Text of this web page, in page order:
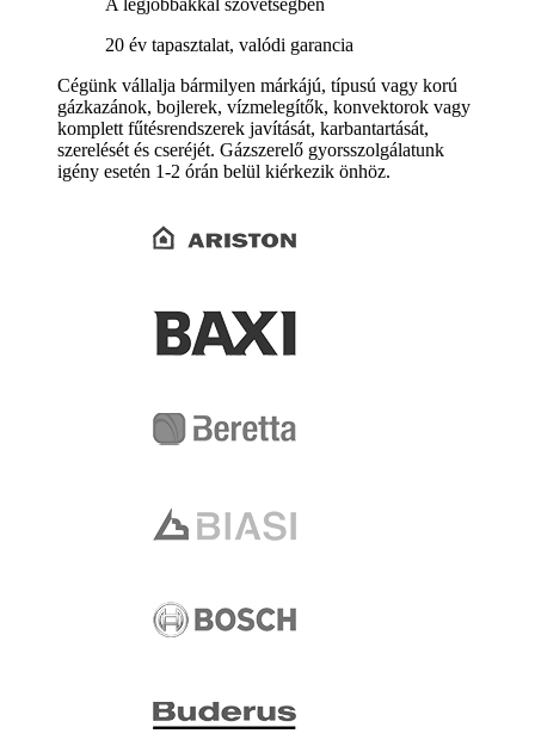
A legjobbakkal szövetségben
20 év tapasztalat, valódi garancia
Cégünk vállalja bármilyen márkájú, típusú vagy korú
gázkazánok, bojlerek, vízmelegítők, konvektorok vagy
komplett fűtésrendszerek javítását, karbantartását,
szerelését és cseréjét. Gázszerelő gyorsszolgálatunk
igény esetén 1-2 órán belül kiérkezik önhöz.